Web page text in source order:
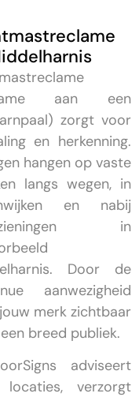
aan een
zorgt voor
en herkenning.
hangen op vaste
langs wegen, in
en nabij
in
Door de
aanwezigheid
merk zichtbaar
breed publiek.
adviseert
locaties, verzorgt